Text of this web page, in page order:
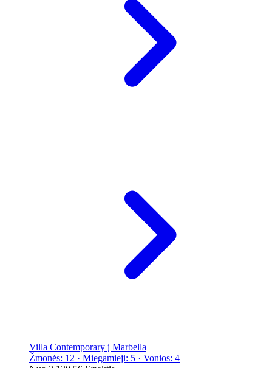
Villa Contemporary į Marbella
Žmonės: 12 · Miegamieji: 5 · Vonios: 4